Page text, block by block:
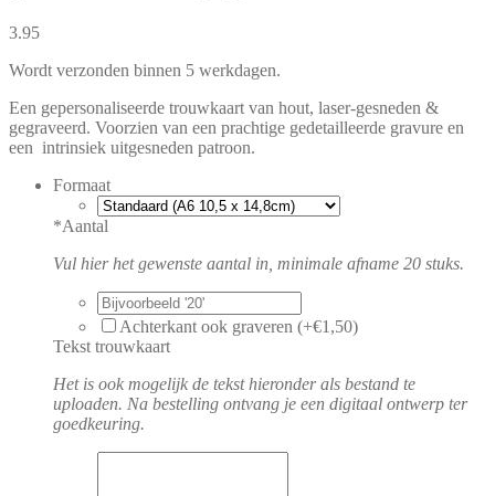
3.95
Wordt verzonden binnen 5 werkdagen.
Een gepersonaliseerde trouwkaart van hout, laser-gesneden &
gegraveerd. Voorzien van een prachtige gedetailleerde gravure en
een intrinsiek uitgesneden patroon.
Formaat
*Aantal
Vul hier het gewenste aantal in, minimale afname 20 stuks.
Achterkant ook graveren (+€1,50)
Tekst trouwkaart
Het is ook mogelijk de tekst hieronder als bestand te
uploaden. Na bestelling ontvang je een digitaal ontwerp ter
goedkeuring.